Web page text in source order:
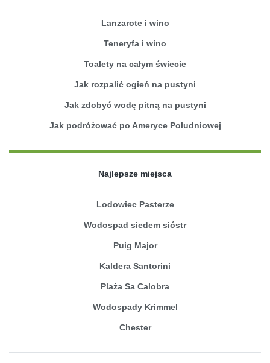
Lanzarote i wino
Teneryfa i wino
Toalety na całym świecie
Jak rozpalić ogień na pustyni
Jak zdobyć wodę pitną na pustyni
Jak podróżować po Ameryce Południowej
Najlepsze miejsca
Lodowiec Pasterze
Wodospad siedem sióstr
Puig Major
Kaldera Santorini
Plaża Sa Calobra
Wodospady Krimmel
Chester